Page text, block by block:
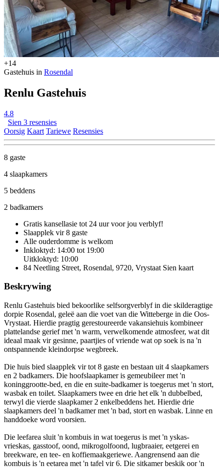
+14
Gastehuis in Rosendal
Renlu Gastehuis
4.8
Sien 3 resensies
Oorsig Kaart Tariewe Resensies
8 gaste
4 slaapkamers
5 beddens
2 badkamers
Gratis kansellasie tot 24 uur voor jou verblyf!
Slaapplek vir 8 gaste
Alle ouderdomme is welkom
Inkloktyd: 14:00 tot 19:00
Uitkloktyd: 10:00
84 Neetling Street, Rosendal, 9720, Vrystaat Sien kaart
Beskrywing
Renlu Gastehuis bied bekoorlike selfsorgverblyf in die skilderagtige
dorpie Rosendal, geleë aan die voet van die Witteberge in die Oos-
Vrystaat. Hierdie pragtig gerestoureerde vakansiehuis kombineer
plattelandse gerief met 'n warm, verwelkomende atmosfeer, wat dit
ideaal maak vir gesinne, paartjies of vriende wat op soek is na 'n
ontspannende kleindorpse wegbreek.
Die huis bied slaapplek vir tot 8 gaste en bestaan uit 4 slaapkamers
en 2 badkamers. Die hoofslaapkamer is gemeubileer met 'n
koninggrootte-bed, en die en suite-badkamer is toegerus met 'n stort,
wasbak en toilet. Slaapkamers twee en drie het elk 'n dubbelbed,
terwyl die vierde slaapkamer 2 enkelbeddens het. Hierdie drie
slaapkamers deel 'n badkamer met 'n bad, stort en wasbak. Linne en
handdoeke word voorsien.
Die leefarea sluit 'n kombuis in wat toegerus is met 'n yskas-
vrieskas, gasstoof, oond, mikrogolfoond, lugbraaier, eetgerei en
breekware, en tee- en koffiemaakgeriewe. Aangrensend aan die
kombuis is 'n eetarea met 'n tafel vir 6. Die sitkamer beskik oor 'n